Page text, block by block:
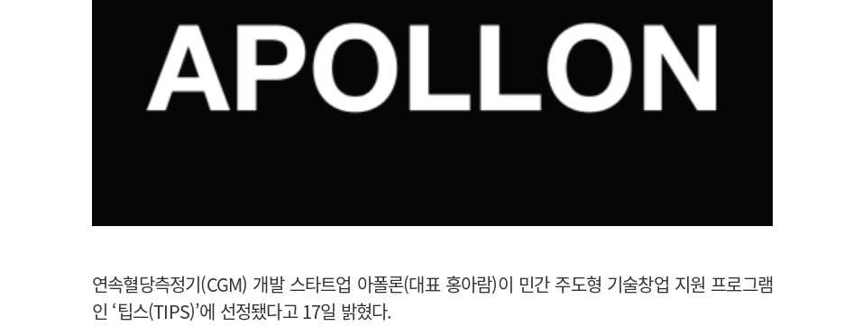
연속혈당측정기(CGM) 개발 스타트업 아폴론(대표 홍아람)이 민간 주도형 기술창업 지원 프로그램
인 ‘팁스(TIPS)’에 선정됐다고 17일 밝혔다.